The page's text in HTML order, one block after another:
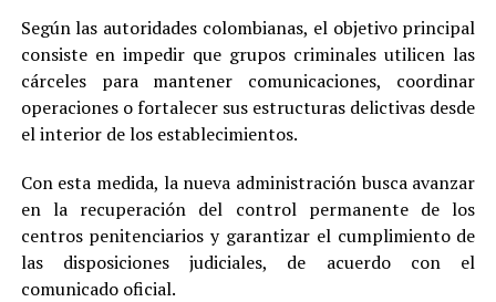
Según las autoridades colombianas, el objetivo principal
consiste en impedir que grupos criminales utilicen las
cárceles para mantener comunicaciones, coordinar
operaciones o fortalecer sus estructuras delictivas desde
el interior de los establecimientos.
Con esta medida, la nueva administración busca avanzar
en la recuperación del control permanente de los
centros penitenciarios y garantizar el cumplimiento de
las disposiciones judiciales, de acuerdo con el
comunicado oficial.